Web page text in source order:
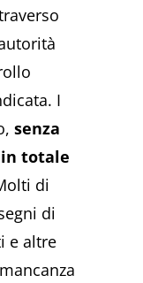
I
senza
totale
di
di
e altre